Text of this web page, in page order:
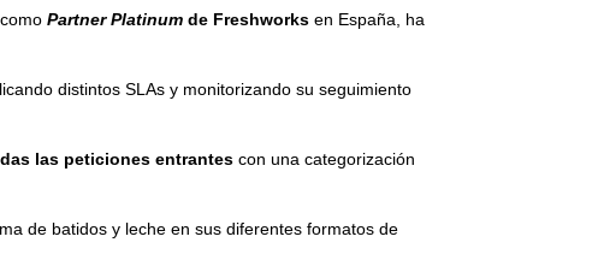
Partner Platinum de Freshworksen España, ha
distintos SLAs y monitorizando su seguimiento
las peticiones entrantescon una categorización
de batidos y leche en sus diferentes formatos de